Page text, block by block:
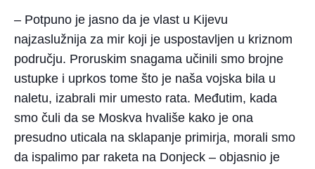
– Potpuno je jasno da je vlast u Kijevu
najzaslužnija za mir koji je uspostavljen u kriznom
području. Proruskim snagama učinili smo brojne
ustupke i uprkos tome što je naša vojska bila u
naletu, izabrali mir umesto rata. Međutim, kada
smo čuli da se Moskva hvališe kako je ona
presudno uticala na sklapanje primirja, morali smo
da ispalimo par raketa na Donjeck – objasnio je